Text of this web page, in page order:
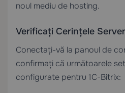
noul mediu de hosting.
Verificați Cerințele
Conectați-vă la panoul de
confirmați că următoarele
configurate pentru 1C-Bitrix: